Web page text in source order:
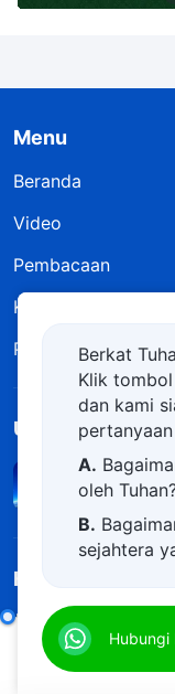
Menu
Beranda
Video
Pembacaan
Kesaksian
Pameran Gambar
Unduh Aplikasi
Hubungi Kami
+62-813-2496-
Berkat
Klik
dan kami
A.
oleh
B.
sejahtera
D.
dekat
E.
Hubungi